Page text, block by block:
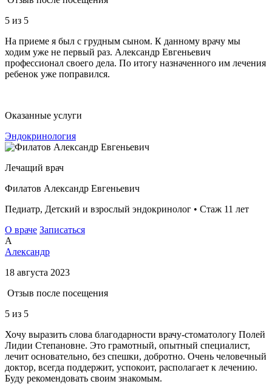
5 из 5
На приеме я был с грудным сыном. К данному врачу мы
ходим уже не первый раз. Александр Евгеньевич
профессионал своего дела. По итогу назначенного им лечения
ребенок уже поправился.
Оказанные услуги
Эндокринология
Лечащий врач
Филатов Александр Евгеньевич
Педиатр, Детский и взрослый эндокринолог • Стаж 11 лет
О враче Записаться
А
Александр
18 августа 2023
Отзыв после посещения
5 из 5
Хочу выразить слова благодарности врачу-стоматологу Полей
Лидии Степановне. Это грамотный, опытный специалист,
лечит основательно, без спешки, добротно. Очень человечный
доктор, всегда поддержит, успокоит, располагает к лечению.
Буду рекомендовать своим знакомым.